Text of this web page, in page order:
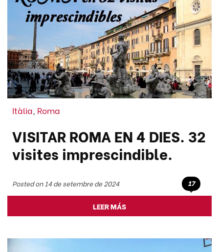
Itàlia Roma
VISITAR ROMA EN 4 DIES. 32
visites imprescindible.
Posted on 14 de setembre de 2024 17
LEER MÁS